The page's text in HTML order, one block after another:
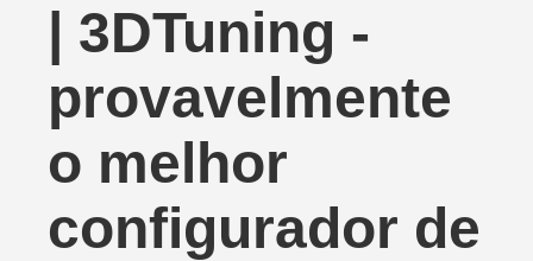
| 3DTuning -
provavelmente
o melhor
configurador de